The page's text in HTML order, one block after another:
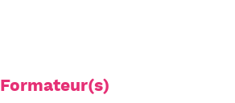
Formateur(s)